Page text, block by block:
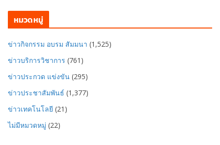
หมวดหมู่
ข่าวกิจกรรม อบรม สัมมนา (1,525)
ข่าวบริการวิชาการ (761)
ข่าวประกวด แข่งขัน (295)
ข่าวประชาสัมพันธ์ (1,377)
ข่าวเทคโนโลยี (21)
ไม่มีหมวดหมู่ (22)